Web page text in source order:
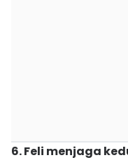
6. Feli menjaga